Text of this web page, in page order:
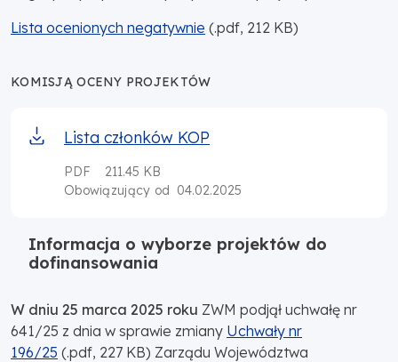
Lista ocenionych negatywnie (.pdf, 212 KB)
KOMISJĄ OCENY PROJEKTÓW
Lista członków KOP
PDF
211.45 KB
Obowiązujący od 04.02.2025
Informacja o wyborze projektów do
dofinansowania
W dniu 25 marca 2025 roku ZWM podjął uchwałę nr
641/25 z dnia w sprawie zmiany Uchwały nr
196/25 (.pdf, 227 KB) Zarządu Województwa